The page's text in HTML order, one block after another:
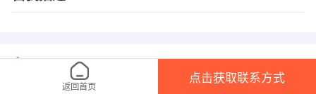
1、本平台仅供信息发布，不会收取押金、保证金！
返回首页
点击获取联系方式